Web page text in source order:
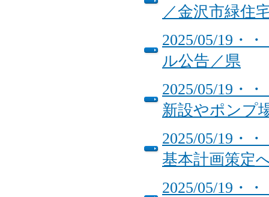
／金沢市緑住
2025/05/19・
ル公告／県
2025/05/19・
新設やポンプ
2025/05/19・
基本計画策定
2025/05/19・